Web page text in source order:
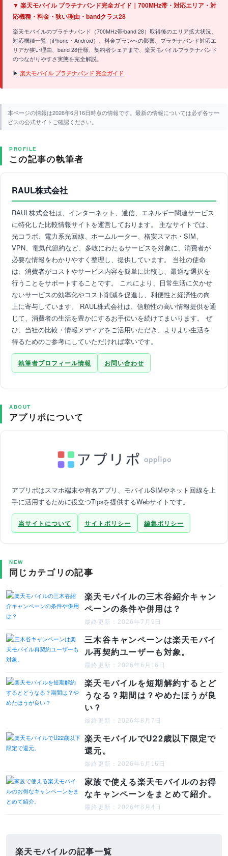
▼ 楽天モバイル プラチナバンド完全ガイド｜700MHz帯・対応エリア・対
応機種・料金・狭い理由・bandクラス28
楽天モバイルのプラチナバンド（700MHz帯/band 28）取得後のエリア拡大状況、
対応機種一覧（iPhone・Android）、料金プランへの影響、プラチナバンド対応エ
リアが狭い理由、band 28仕様、契約者シェアまで、楽天モバイルプラチナバンド
のつながりやすさ実態を完全解説。
▶ 楽天モバイル プラチナバンド 完全ガイド
本ページの情報は2026年6月16日時点の情報です。最新の情報については必ず各サー
ビスの公式サイトご確認ください。
PROFILE
この記事の執筆者
RAUL株式会社
RAUL株式会社は、インターネット、通信、エネルギー関連サービス
に特化した比較情報サイトを運営しております。 主なサイトでは、
光コラボ、電力系光回線、ホームルーター、格安スマホ・SIM、
VPN、電気代節約など、多岐にわたるサービスを対象に、消費者が
必要な情報をわかりやすく整理し、提供しています。 当社の使命
は、消費者がコストやサービス内容を簡単に比較し、最適な選択を
行うことをサポートすることです。 これにより、日常生活に欠かせ
ないサービスの効率化やコスト削減を促進し、利便性と経済性の向
上に寄与しています。 RAUL株式会社は、信頼性の高い情報提供を通
じて、消費者の生活を豊かにするお手伝いを続けてまいります。 ぜ
ひ、当社の比較・情報メディアをご活用いただき、よりよい生活を
得るためのご参考にしていただければ幸いです。
執筆者プロフィール情報 お問い合わせ
ABOUT
アプリポについて
アプリポはスマホ端末や有名アプリ、モバイルSIMやネット回線を上
手に活用するために役立つTipsを提供するWebサイトです。
当サイトについて サイトポリシー 編集ポリシー
NEW
同じカテゴリの記事
楽天モバイルの三木谷紹介キャン
ペーンの条件や併用は？
最終更新：2026年7月9日
三木谷キャンペーンは楽天モバイ
ル再契約ユーザーも対象。
最終更新：2026年6月16日
楽天モバイルを短期解約するとど
うなる？期間は？やめたほうが良
い？
最終更新：2026年8月7日
楽天モバイルでU22歳以下限定で
還元。
最終更新：2026年6月16日
家族で使える楽天モバイルのお得
なキャンペーンをまとめて紹介。
最終更新：2026年8月4日
楽天モバイルの記事一覧